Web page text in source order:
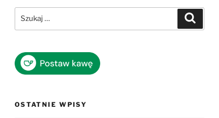
OSTATNIE WPISY